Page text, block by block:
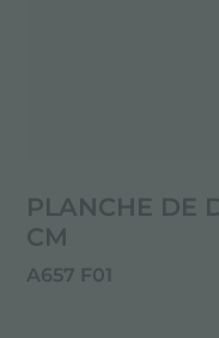
PLANCHE DE
CM
A657 F01